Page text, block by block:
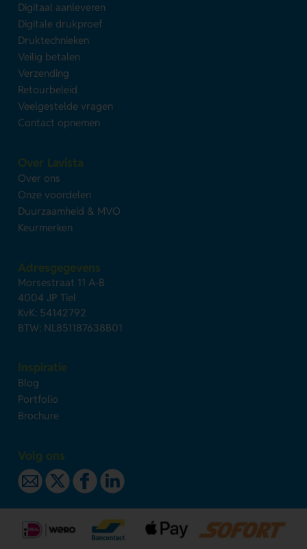
Digitaal aanleveren
Digitale drukproef
Druktechnieken
Veilig betalen
Verzending
Retourbeleid
Veelgestelde vragen
Contact opnemen
Over Lavista
Over ons
Onze voordelen
Duurzaamheid & MVO
Keurmerken
Adresgegevens
Morsestraat 11 A-B
4004 JP Tiel
KvK: 54142792
BTW: NL851187638B01
Inspiratie
Blog
Portfolio
Brochure
Volg ons